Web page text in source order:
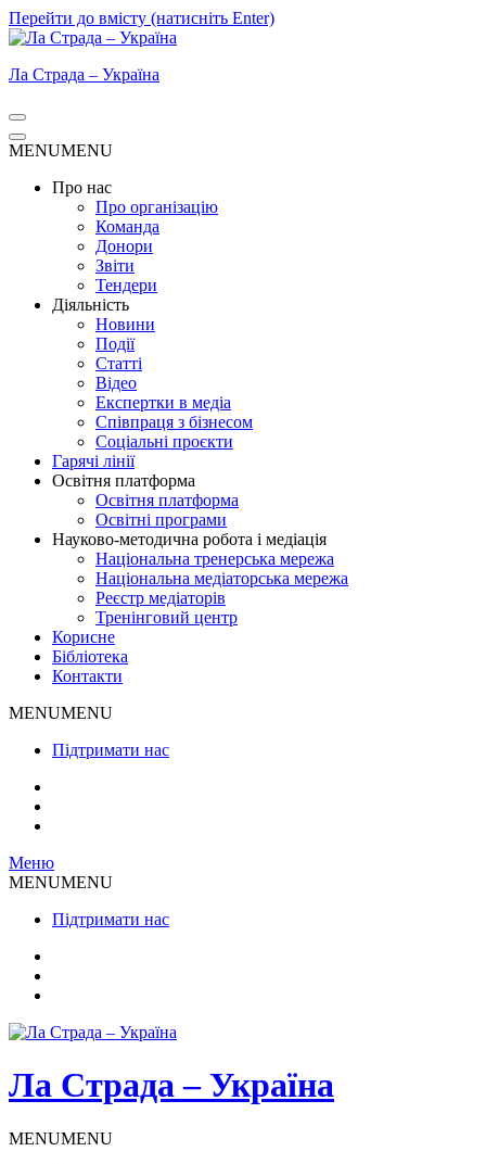
Перейти до вмісту (натисніть Enter)
Ла Страда – Україна
MENUMENU
Про нас
Про організацію
Команда
Донори
Звіти
Тендери
Діяльність
Новини
Події
Статті
Відео
Експертки в медіа
Співпраця з бізнесом
Соціальні проєкти
Гарячі лінії
Освітня платформа
Освітня платформа
Освітні програми
Науково-методична робота і медіація
Національна тренерська мережа
Національна медіаторська мережа
Реєстр медіаторів
Тренінговий центр
Корисне
Бібліотека
Контакти
MENUMENU
Підтримати нас
Меню
MENUMENU
Підтримати нас
Ла Страда – Україна
MENUMENU